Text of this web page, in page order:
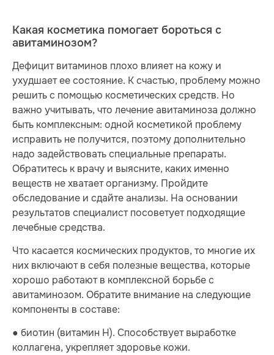
Какая косметика помогает бороться с
авитаминозом?
Дефицит витаминов плохо влияет на кожу и
ухудшает ее состояние. К счастью, проблему можно
решить с помощью косметических средств. Но
важно учитывать, что лечение авитаминоза должно
быть комплексным: одной косметикой проблему
исправить не получится, поэтому дополнительно
надо задействовать специальные препараты.
Обратитесь к врачу и выясните, каких именно
веществ не хватает организму. Пройдите
обследование и сдайте анализы. На основании
результатов специалист посоветует подходящие
лечебные средства.
Что касается космических продуктов, то многие их
них включают в себя полезные вещества, которые
хорошо работают в комплексной борьбе с
авитаминозом. Обратите внимание на следующие
компоненты в составе:
● биотин (витамин H). Способствует выработке
коллагена, укрепляет здоровье кожи.